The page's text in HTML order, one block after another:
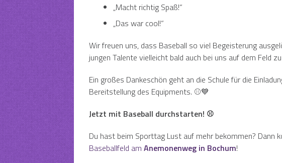
„Macht richtig Spaß!“
„Das war cool!“
Wir freuen uns, dass Baseball so viel Begeisterung
jungen Talente vielleicht bald auch bei uns auf dem Feld
Ein großes Dankeschön geht an die Schule für die
Bereitstellung des Equipments. ⚾️💙
Jetzt mit Baseball durchstarten! ⚾️
Du hast beim Sporttag Lust auf mehr bekommen? Dann
Baseballfeld am Anemonenweg in Bochum!